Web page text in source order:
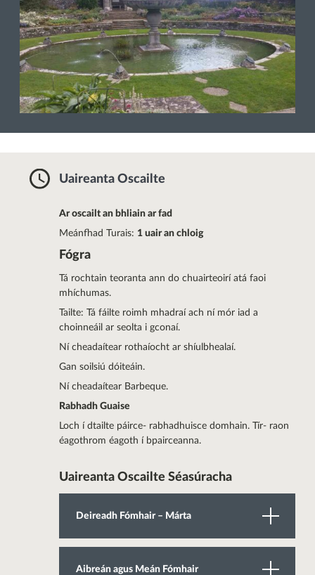
Uaireanta Oscailte
Ar oscailt an bhliain ar fad
Meánfhad Turais: 1 uair an chloig
Fógra
Tá rochtain teoranta ann do chuairteoirí atá faoi
mhíchumas.
Tailte: Tá fáilte roimh mhadraí ach ní mór iad a
choinneáil ar seolta i gconaí.
Ní cheadaítear rothaíocht ar shíulbhealaí.
Gan soilsiú dóiteáin.
Ní cheadaítear Barbeque.
Rabhadh Guaise
Loch í dtailte páirce- rabhadhuisce domhain. Tír- raon
éagothrom éagoth í bpairceanna.
Uaireanta Oscailte Séasúracha
Deireadh Fómhair – Márta
Aibreán agus Meán Fómhair